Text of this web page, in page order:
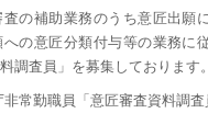
の補助業務のうち意匠出願
の意匠分類付与等の業務に
調査員」を募集しております。
常勤職員「意匠審査資料調